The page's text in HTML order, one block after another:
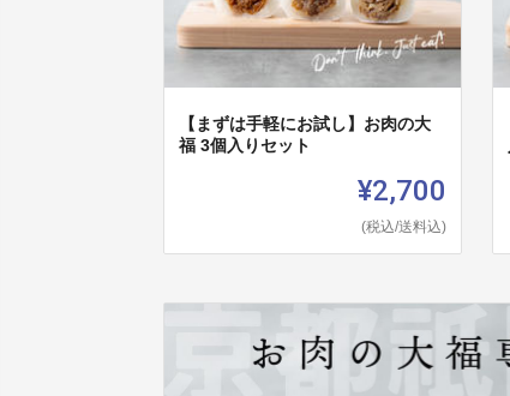
【まずは手軽にお試し】お肉の大
福 3個入りセット
¥2,700
(税込/送料込)